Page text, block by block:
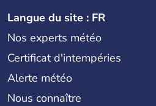
Langue du site : FR
Nos experts météo
Certificat d'intempéries
Alerte météo
Nous connaître